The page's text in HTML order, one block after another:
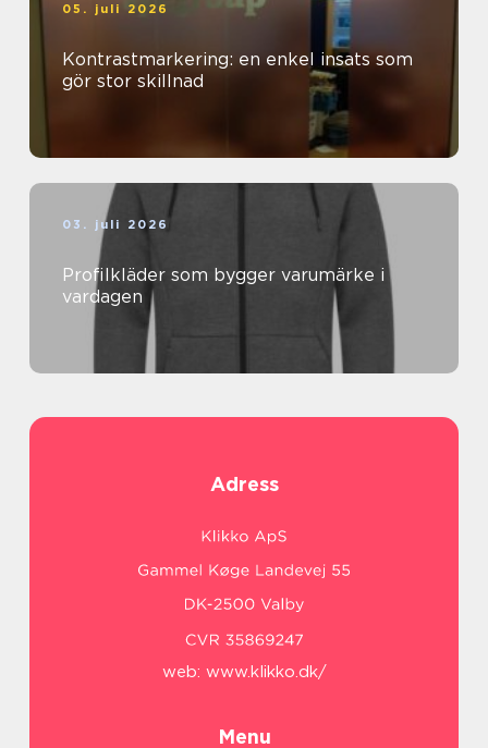
05. juli 2026
Kontrastmarkering: en enkel insats som
gör stor skillnad
03. juli 2026
Profilkläder som bygger varumärke i
vardagen
Adress
web: www.klikko.dk/
Menu